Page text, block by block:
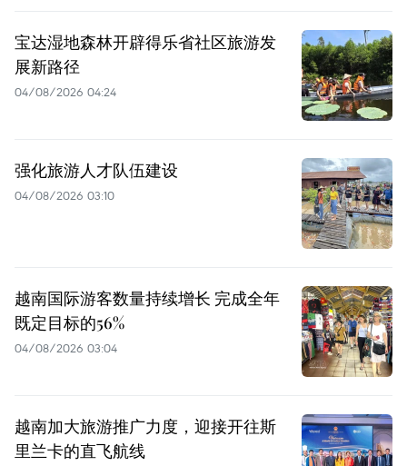
宝达湿地森林开辟得乐省社区旅游发
展新路径
04/08/2026 04:24
强化旅游人才队伍建设
04/08/2026 03:10
越南国际游客数量持续增长 完成全年
既定目标的56%
04/08/2026 03:04
越南加大旅游推广力度，迎接开往斯
里兰卡的直飞航线